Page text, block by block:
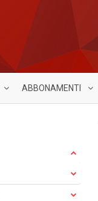
ABBONAMENTI